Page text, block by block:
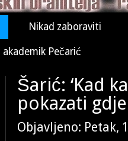
Nikad zaboraviti
akademik Pečarić
Šarić: ‘Kad
pokazati
Objavljeno: Petak,